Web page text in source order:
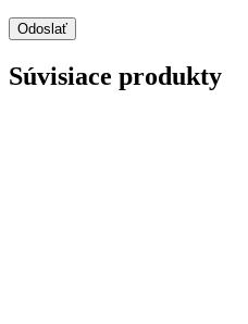
Súvisiace produkty